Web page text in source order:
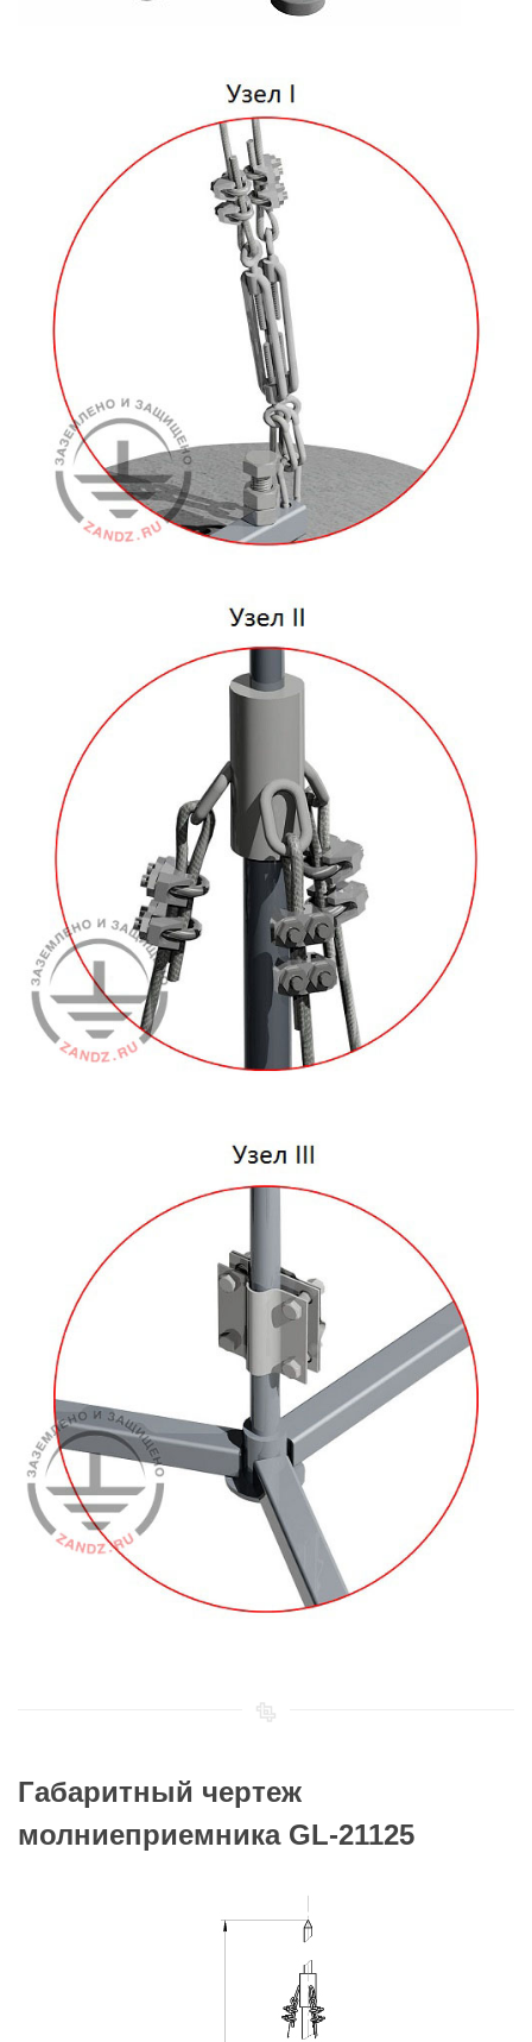
Габаритный чертеж
молниеприемника GL-21125